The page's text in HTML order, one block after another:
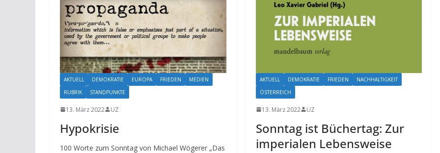
AKTUELL DEMOKRATIE EUROPA FRIEDEN
MEDIEN
RUBRIK
STANDPUNKTE
13. März 2022 UZ
Hypokrisie
100 Worte zum Sonntag von Michael Wögerer „Das
AKTUELL DEMOKRATIE FRIEDEN
NACHHALTIGKEIT
ÖSTERREICH
13. März 2022 UZ
Sonntag ist Büchertag: Zur
imperialen Lebensweise